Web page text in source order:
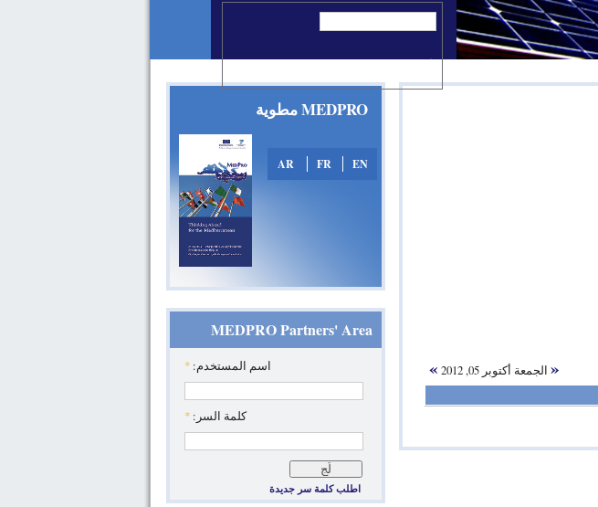
MEDPRO مطوية
EN
FR
AR
MEDPRO Partners' Area
‏اسم المستخدم: ‏ *
‏كلمة السر: ‏ *
اطلب كلمة سر جديدة
« الجمعة أكتوبر 05, 2012 »